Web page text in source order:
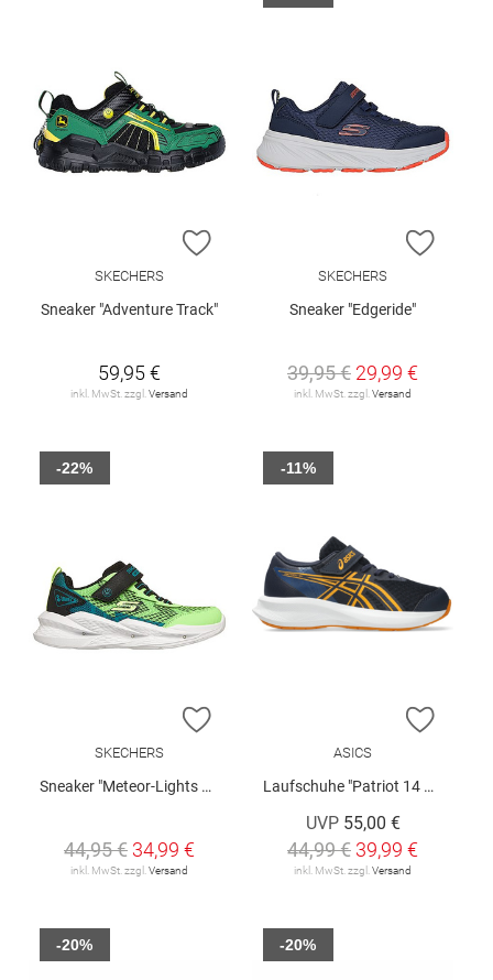
ZUR WUNSCHLISTE HINZUFÜGEN
SKECHERS
Sneaker "Adventure Track"
59,95 €
inkl. MwSt. zzgl.Versand
ZUR
SKECHERS
Sneaker "Edgeride"
39,95 € 29,99 €
inkl. MwSt. zzgl.Versand
ZUR WUNSCHLISTE HINZUFÜGEN
SKECHERS
Sneaker "Meteor-Lights 2.0"
44,95 € 34,99 €
inkl. MwSt. zzgl. Versand
-22%
ZUR
ASICS
Laufschuhe "Patriot 14 PS"
UVP 55,00 €
44,99 € 39,99 €
inkl. MwSt. zzgl. Versand
-11%
-20% -20%